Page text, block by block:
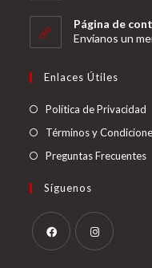
tu
aplicación
abre
en
Página de
Envíanos un
Enlaces Útiles
Política de Privacidad
Términos y
Preguntas Frecuentes
Síguenos